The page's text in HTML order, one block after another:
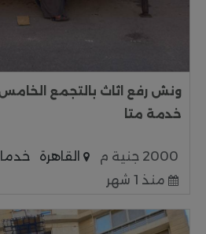
ونش رفع اثاث بالتجمع
خدمة متا
2000 جنية م القاهرة
منذ 1 شهر